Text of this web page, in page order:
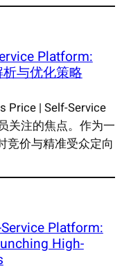
Platform:
与优化策略
Price | Self-Service
关注的焦点。作为一
竞价与精准受众定向
Platform:
High-